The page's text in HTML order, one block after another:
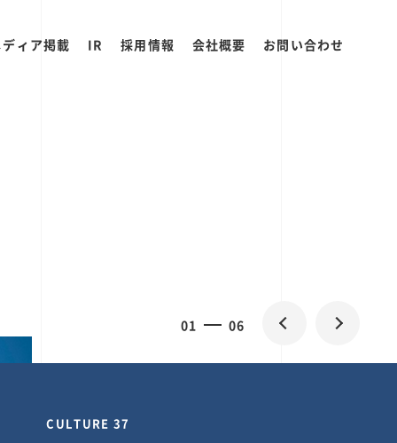
ィア掲載 IR 採用情報 会社概要 お問い合わせ
0 06